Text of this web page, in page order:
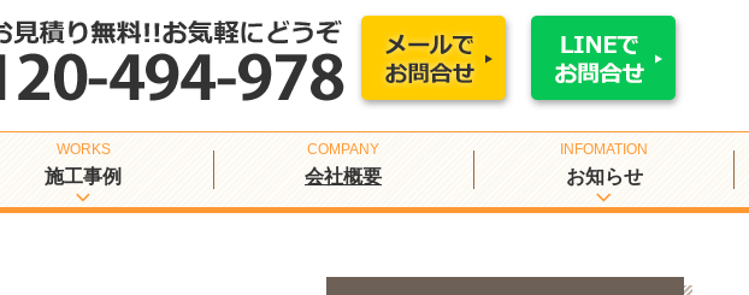
施工事例 会社概要 お知らせ